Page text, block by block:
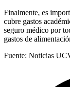
Finalmente, es
cubre gastos
seguro médico por
gastos de
Fuente: Noticias